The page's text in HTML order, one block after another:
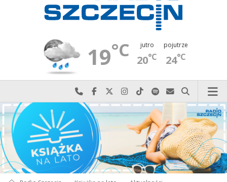
19°C jutro
20°C
pojutrze
24°C
Najlepiej po prostu do nas zadzwoń
Odwiedź nas na Facebook-u
Odwiedź nas na X
Odwiedź nas na Instagram-ie
Odwiedź nas na TikTok-u
Szukaj nas na Spotify
Wyślij do nas
Szukaj